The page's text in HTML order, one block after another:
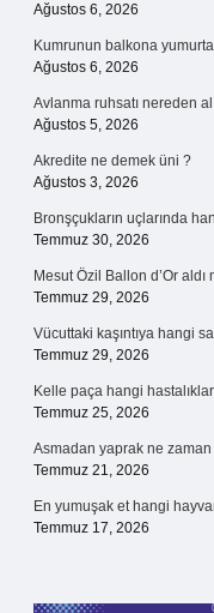
Ağustos 6, 2026
Kumrunun balkona
Ağustos 6, 2026
Avlanma ruhsatı nereden
Ağustos 5, 2026
Akredite ne demek üni ?
Ağustos 3, 2026
Bronşçukların uçlarında
Temmuz 30, 2026
Mesut Özil Ballon d’Or aldı
Temmuz 29, 2026
Vücuttaki kaşıntıya hangi
Temmuz 29, 2026
Kelle paça hangi
Temmuz 25, 2026
Asmadan yaprak ne zaman
Temmuz 21, 2026
En yumuşak et hangi
Temmuz 17, 2026